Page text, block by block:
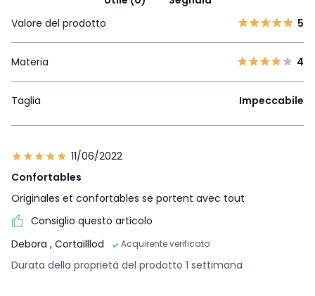
Valore del prodotto
5
Materia 4
Taglia Impeccabile
11/06/2022
Confortables
Originales et confortables se portent avec tout
Consiglio questo articolo
Debora , Cortailllod Acquirente verificato
Durata della proprietà del prodotto 1 settimana